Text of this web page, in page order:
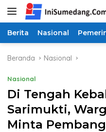
Langsung
Berita Nasional
Beranda Nasional
Nasional
Di Tengah
Sarimukti,
Minta